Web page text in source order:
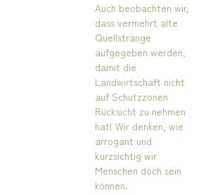
Auch beobachten wir,
dass vermehrt alte
Quellstränge
aufgegeben werden,
damit die
Landwirtschaft nicht
auf Schutzzonen
Rücksicht zu nehmen
hat! Wir denken, wie
arrogant und
kurzsichtig wir
Menschen doch sein
können.